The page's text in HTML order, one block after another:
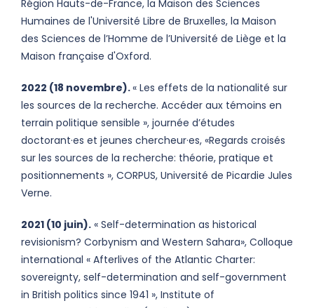
Région Hauts-de-France, la Maison des Sciences
Humaines de l'Université Libre de Bruxelles, la Maison
des Sciences de l’Homme de l’Université de Liège et la
Maison française d'Oxford.
2022 (18 novembre).« Les effets de la nationalité sur
les sources de la recherche. Accéder aux témoins en
terrain politique sensible », journée d’études
doctorant·es et jeunes chercheur·es, «Regards croisés
sur les sources de la recherche: théorie, pratique et
positionnements », CORPUS, Université de Picardie Jules
Verne.
2021 (10 juin). « Self-determination as historical
revisionism? Corbynism and Western Sahara», Colloque
international « Afterlives of the Atlantic Charter:
sovereignty, self-determination and self-government
in British politics since 1941 », Institute of